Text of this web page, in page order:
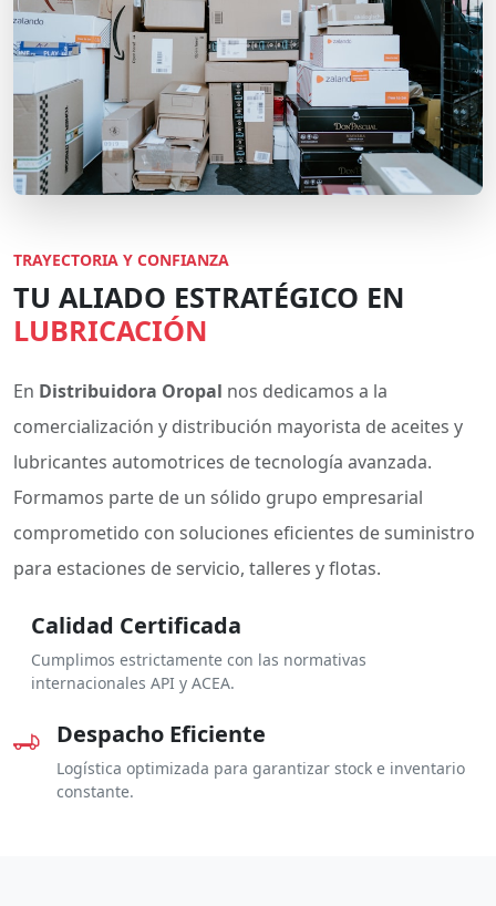
TRAYECTORIA Y CONFIANZA
TU ALIADO ESTRATÉGICO EN
LUBRICACIÓN
En Distribuidora Oropal nos dedicamos a la
comercialización y distribución mayorista de aceites y
lubricantes automotrices de tecnología avanzada.
Formamos parte de un sólido grupo empresarial
comprometido con soluciones eficientes de suministro
para estaciones de servicio, talleres y flotas.
Calidad Certificada
Cumplimos estrictamente con las normativas
internacionales API y ACEA.
Despacho Eficiente
Logística optimizada para garantizar stock e inventario
constante.